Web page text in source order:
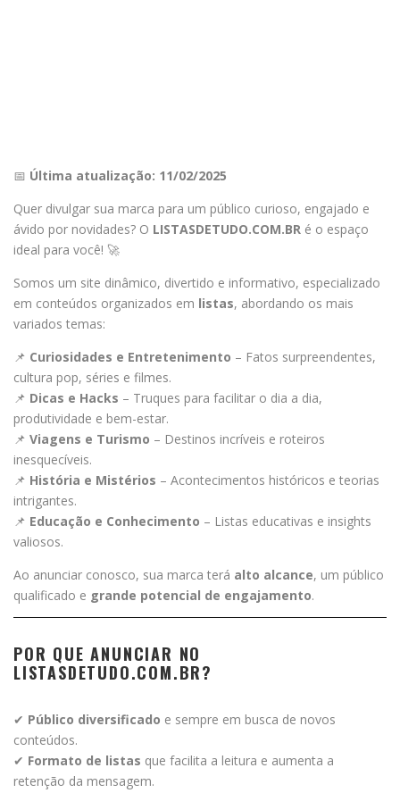
📅 Última atualização: 11/02/2025
Quer divulgar sua marca para um público curioso, engajado e
ávido por novidades? O LISTASDETUDO.COM.BR é o espaço
ideal para você! 🚀
Somos um site dinâmico, divertido e informativo, especializado
em conteúdos organizados em listas, abordando os mais
variados temas:
📌 Curiosidades e Entretenimento – Fatos surpreendentes,
cultura pop, séries e filmes.
📌 Dicas e Hacks – Truques para facilitar o dia a dia,
produtividade e bem-estar.
📌 Viagens e Turismo – Destinos incríveis e roteiros
inesquecíveis.
📌 História e Mistérios – Acontecimentos históricos e teorias
intrigantes.
📌 Educação e Conhecimento – Listas educativas e insights
valiosos.
Ao anunciar conosco, sua marca terá alto alcance, um público
qualificado e grande potencial de engajamento.
POR QUE ANUNCIAR NO
LISTASDETUDO.COM.BR?
✔ Público diversificado e sempre em busca de novos
conteúdos.
✔ Formato de listas que facilita a leitura e aumenta a
retenção da mensagem.